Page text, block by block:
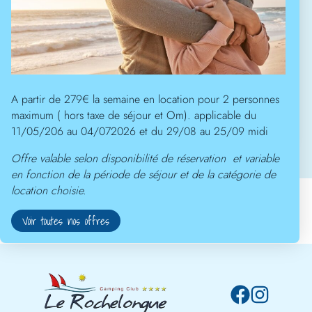
A partir de 279€ la semaine en location pour 2 personnes
maximum ( hors taxe de séjour et Om). applicable du
11/05/206 au 04/072026 et du 29/08 au 25/09 midi
Offre valable selon disponibilité de réservation et variable
en fonction de la période de séjour et de la catégorie de
location choisie.
Voir toutes nos offres
Photos non contractuelles